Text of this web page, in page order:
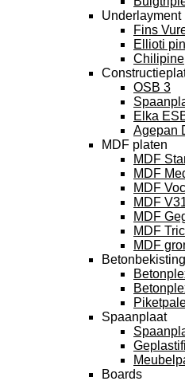
Underlayment
Fins
Ellioti
Chilipine
OSB 3
Elka
Agepan
MDF platen
MDF
MDF
MDF
MDF
MDF
MDF
MDF
Spaanplaat
Boards